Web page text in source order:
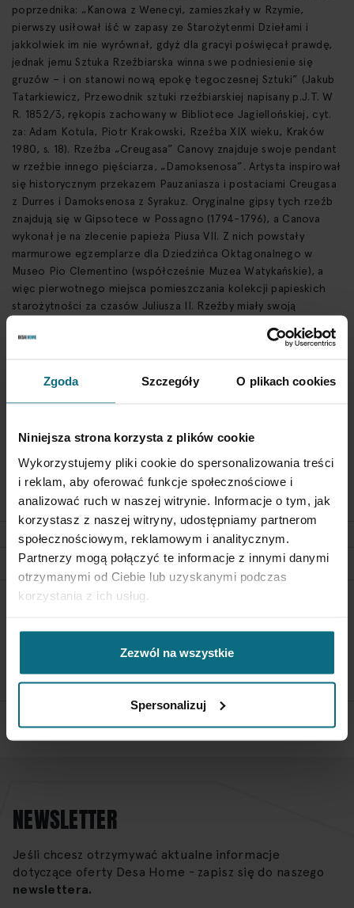
Zgoda Szczegóły O plikach cookies
Niniejsza strona korzysta z plików cookie
Wykorzystujemy pliki cookie do spersonalizowania treści
i reklam, aby oferować funkcje społecznościowe i
analizować ruch w naszej witrynie. Informacje o tym, jak
korzystasz z naszej witryny, udostępniamy partnerom
społecznościowym, reklamowym i analitycznym.
Partnerzy mogą połączyć te informacje z innymi danymi
otrzymanymi od Ciebie lub uzyskanymi podczas
korzystania z ich usług.
Zezwól na wszystkie
Spersonalizuj
poprzednika: „Kanowa z Wenecyi, zamieszkały w Rzymie,
pierwszy usiłował iść w zapasy ze Starożytenmi Dziełami i
jakkolwiek im nie wyrównał, gdyż dla gracyi poświęcał prawdę,
jednak jemu Sztuka Rzeźbiarska winna swe podniesienie się
gruzów – i on stanowi nową epokę tegoczesnej Sztuki” (Jakub
Tatarkiewicz, Przewodnik sztuki rzeźbiarskiej napisany p.J.T. W
R. 1852/3, rękopis zachowany w Bibliotece Jagiellońskiej, cyt.
za: Adam Kotula, Piotr Krakowski, Rzeźba XIX wieku, Kraków
1980, s. 18). Rzeźba „Creugasa” Canovy znajduje swoje pendant
w rzeźbie innego pięściarza, „Damoksenosa”. Artysta inspirował
się historycznym przekazem Pauzaniasza i postaciami Creugasa
z Durres i Damoksenosa z Syrakuz. Oryginalne gipsy tych rzeźb
znajdują się w Gipsotece w Possagno (1794-1796), a Canova
wykonał je na zlecenie papieża Piusa VII. Z nich powstały
marmurowe egzemplarze dla Dziedzińca Oktagonalnego w
Museo Pio Clementino (współcześnie Muzea Watykańskie), a
więc pierwotnego miejsca pomieszczania kolekcji papieskich
starożytności za czasów Juliusza II. Rzeźby miały swoją
najpopularniejszych rzeźb Canovy. Już od momentu pierwszej
Creugasa. Prezentowana rzeźba należąca przez dekady do
Łańcuta. Analogiczny XIX-wieczny odlew (jednak z detalach i
materiale) pięściarza znajduje się w kolekcji Muzeum
Narodowego w Warszawie (nabyty tam z historycznego zbioru
Norberta Barlickiego w 1960 roku).
SZCZEGÓŁY
POLITYKA ZWROTÓW
Aby zwrócić obiekt skontaktuj się z Biurem Obsługi w ciągu 3
dni od otrzymania przesyłki
SPRAWDŹ SZCZEGÓŁY
NEWSLETTER
Jeśli chcesz otrzymywać aktualne informacje
dotyczące oferty Desa Home - zapisz się do naszego
newslettera.